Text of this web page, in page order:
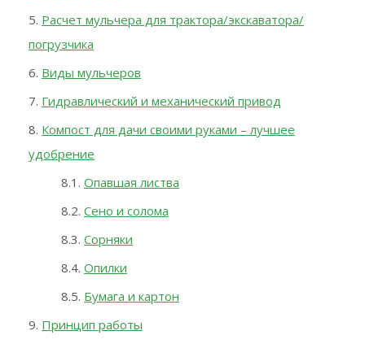
Расчет мульчера для трактора/экскаватора/
погрузчика
Виды мульчеров
Гидравлический и механический привод
Компост для дачи своими руками – лучшее
удобрение
Опавшая листва
Сено и солома
Сорняки
Опилки
Бумага и картон
Принцип работы